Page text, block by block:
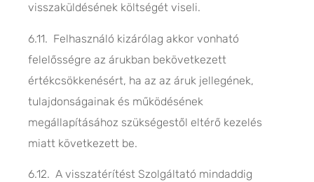
visszaküldésének költségét viseli.
6.11. Felhasználó kizárólag akkor vonható
felelősségre az árukban bekövetkezett
értékcsökkenésért, ha az az áruk jellegének,
tulajdonságainak és működésének
megállapításához szükségestől eltérő kezelés
miatt következett be.
6.12. A visszatérítést Szolgáltató mindaddig